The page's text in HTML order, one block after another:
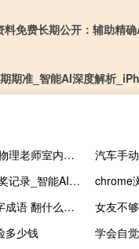
料免费长期公开：辅助精
期准_智能AI深度解析
物理电流公式 物理老师室内演示电流
汽车手
2024年新澳开奖记录_智能AI深度解析_爱采购版v47.08.687
chrome
关于怒怒的四字成语 翻什么怒什么四字成语
多少钱